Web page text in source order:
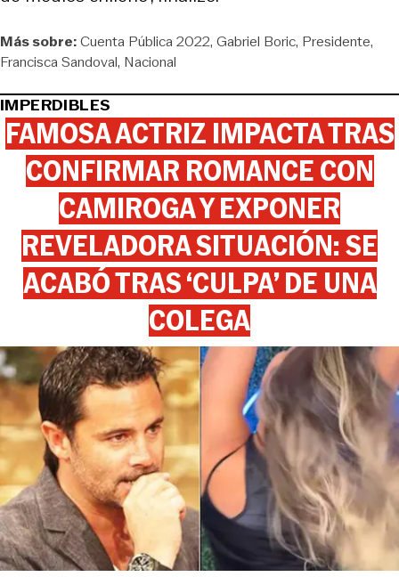
Más sobre:Cuenta Pública 2022 Gabriel Boric Presidente
Francisca Sandoval Nacional
IMPERDIBLES
FAMOSA ACTRIZ IMPACTA TRAS
CONFIRMAR ROMANCE CON
CAMIROGA Y EXPONER
REVELADORA SITUACIÓN: SE
ACABÓ TRAS ‘CULPA’ DE UNA
COLEGA